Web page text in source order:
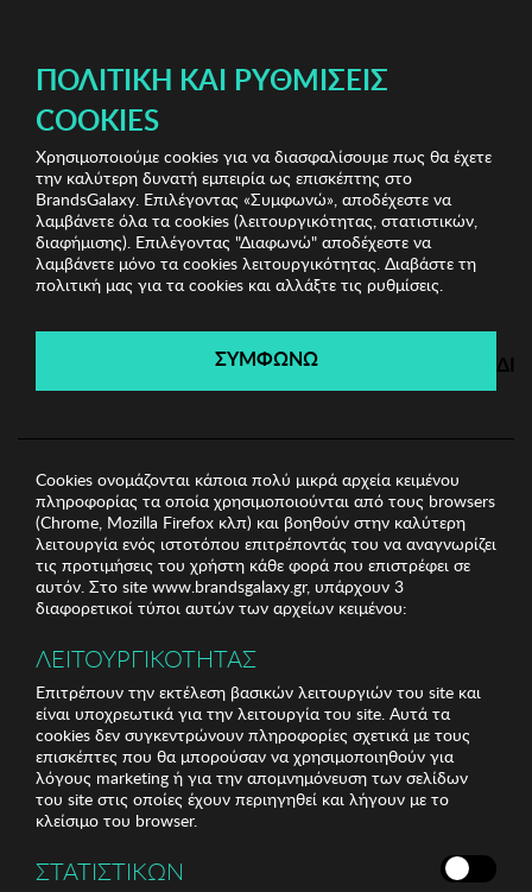
Biston Ανδρικές Μπλούζες
Ανδρική Μπλούζα
BISTON
Biston
Λήγει σε: 00ημέρες | 00ώρες 00λεπτά 00δευτ.
ΠΟΛΙΤΙΚΉ ΚΑΙ ΡΥΘΜΊΣΕΙΣ
COOKIES
Χρησιμοποιούμε cookies για να διασφαλίσουμε πως θα έχετε
την καλύτερη δυνατή εμπειρία ως επισκέπτης στο
BrandsGalaxy. Επιλέγοντας «Συμφωνώ», αποδέχεστε να
λαμβάνετε όλα τα cookies (λειτουργικότητας, στατιστικών,
διαφήμισης). Επιλέγοντας "Διαφωνώ" αποδέχεστε να
λαμβάνετε μόνο τα cookies λειτουργικότητας. Διαβάστε τη
πολιτική μας για τα cookies και αλλάξτε τις ρυθμίσεις.
ΣΥΜΦΩΝΩ
Cookies ονομάζονται κάποια πολύ μικρά αρχεία κειμένου
πληροφορίας τα οποία χρησιμοποιούνται από τους browsers
(Chrome, Mozilla Firefox κλπ) και βοηθούν στην καλύτερη
λειτουργία ενός ιστοτόπου επιτρέποντάς του να αναγνωρίζει
τις προτιμήσεις του χρήστη κάθε φορά που επιστρέφει σε
αυτόν. Στο site www.brandsgalaxy.gr, υπάρχουν 3
διαφορετικοί τύποι αυτών των αρχείων κειμένου:
ΛΕΙΤΟΥΡΓΙΚΟΤΗΤΑΣ
Επιτρέπουν την εκτέλεση βασικών λειτουργιών του site και
είναι υποχρεωτικά για την λειτουργία του site. Αυτά τα
cookies δεν συγκεντρώνουν πληροφορίες σχετικά με τους
επισκέπτες που θα μπορούσαν να χρησιμοποιηθούν για
λόγους marketing ή για την απομνημόνευση των σελίδων
του site στις οποίες έχουν περιηγηθεί και λήγουν με το
κλείσιμο του browser.
ΣΤΑΤΙΣΤΙΚΩΝ